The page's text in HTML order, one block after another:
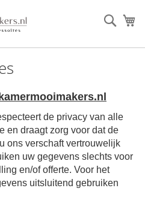
de privacy van alle
en draagt zorg voor dat de
ons verschaft vertrouwelijk
uw gegevens slechts voor
en/of offerte. Voor het
uitsluitend gebruiken